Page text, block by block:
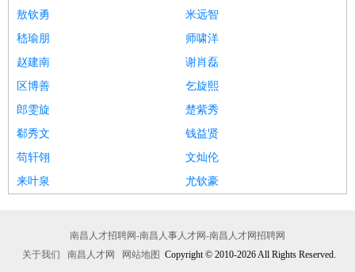
敖钦勇
米远智
嵇瑜朋
师啸洋
赵建南
谢肖磊
区博善
乞旋熙
郎雯旋
楚紫秀
郗秀文
钱益贤
苟轩翎
文灿伦
来叶泉
尤钦豪
南昌人才招聘网-南昌人事人才网-南昌人才网招聘网
关于我们
南昌人才网 网站地图 Copyright © 2010-2026 All Rights Reserved.